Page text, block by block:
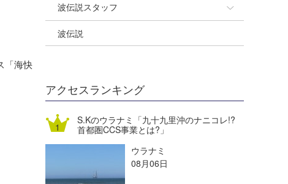
「海快
Yasunari Inoue
Yoshiyuki Obata
DELTA FORCE SURF
熊谷素子
Colors MAGAZINE
WAVAL
福島寿実子
中浦“JET”章
進士剛光
植村未来
波伝説スタッフ
☆加藤
Aichan
ECE
波伝説
アクセスランキング
S.Kのウラナミ「九十九里沖のナニコレ!?
首都圏CCS事業とは?」
ウラナミ
08月06日